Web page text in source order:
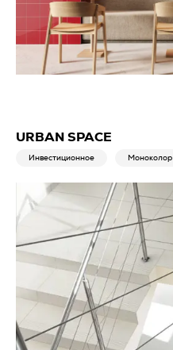
URBAN SPACE
Инвестиционное Моноколор